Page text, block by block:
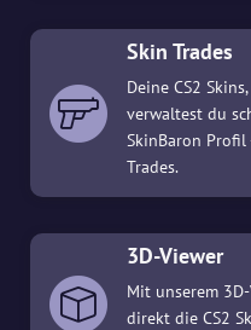
Skin Trades
Deine CS2
verwaltest du
SkinBaron Profil
Trades.
3D-Viewer
Mit unserem
direkt die CS2